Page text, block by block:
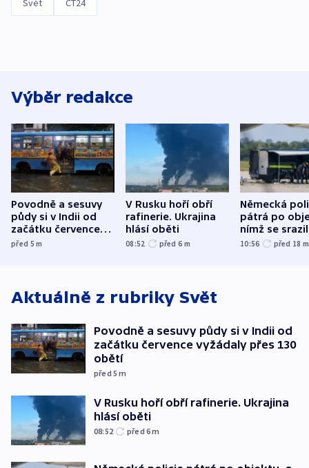
Svět ČT24
Výběr redakce
Povodně a sesuvy
půdy si v Indii od
začátku července
vyžádaly přes 130
před 5m
V Rusku hoří obří
rafinerie. Ukrajina
hlásí oběti
08:52 před 6 m
Německá
pátrá po
nímž se
letadlo u
10:56 před 18 m
Aktuálně z rubriky Svět
Povodně a sesuvy půdy si v Indii od
začátku července vyžádaly přes 130
obětí
před 5m
V Rusku hoří obří rafinerie. Ukrajina
hlásí oběti
08:52 před 6m